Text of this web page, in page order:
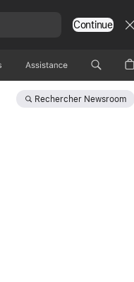
Continue
Assistance
Rechercher Newsroom